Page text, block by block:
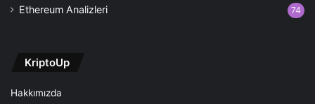
Ethereum Analizleri 74
KriptoUp
Hakkımızda